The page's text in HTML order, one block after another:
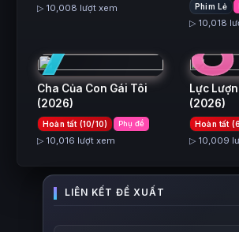
▷ 10,008 lượt xem Phim Lẻ
▷ 10,018
7
Cha Của Con Gái Tôi
(2026)
Hoàn tất (10/10) Phụ đề
▷ 10,016 lượt xem
8
Lực
(2026)
Hoàn tất
▷ 10,009